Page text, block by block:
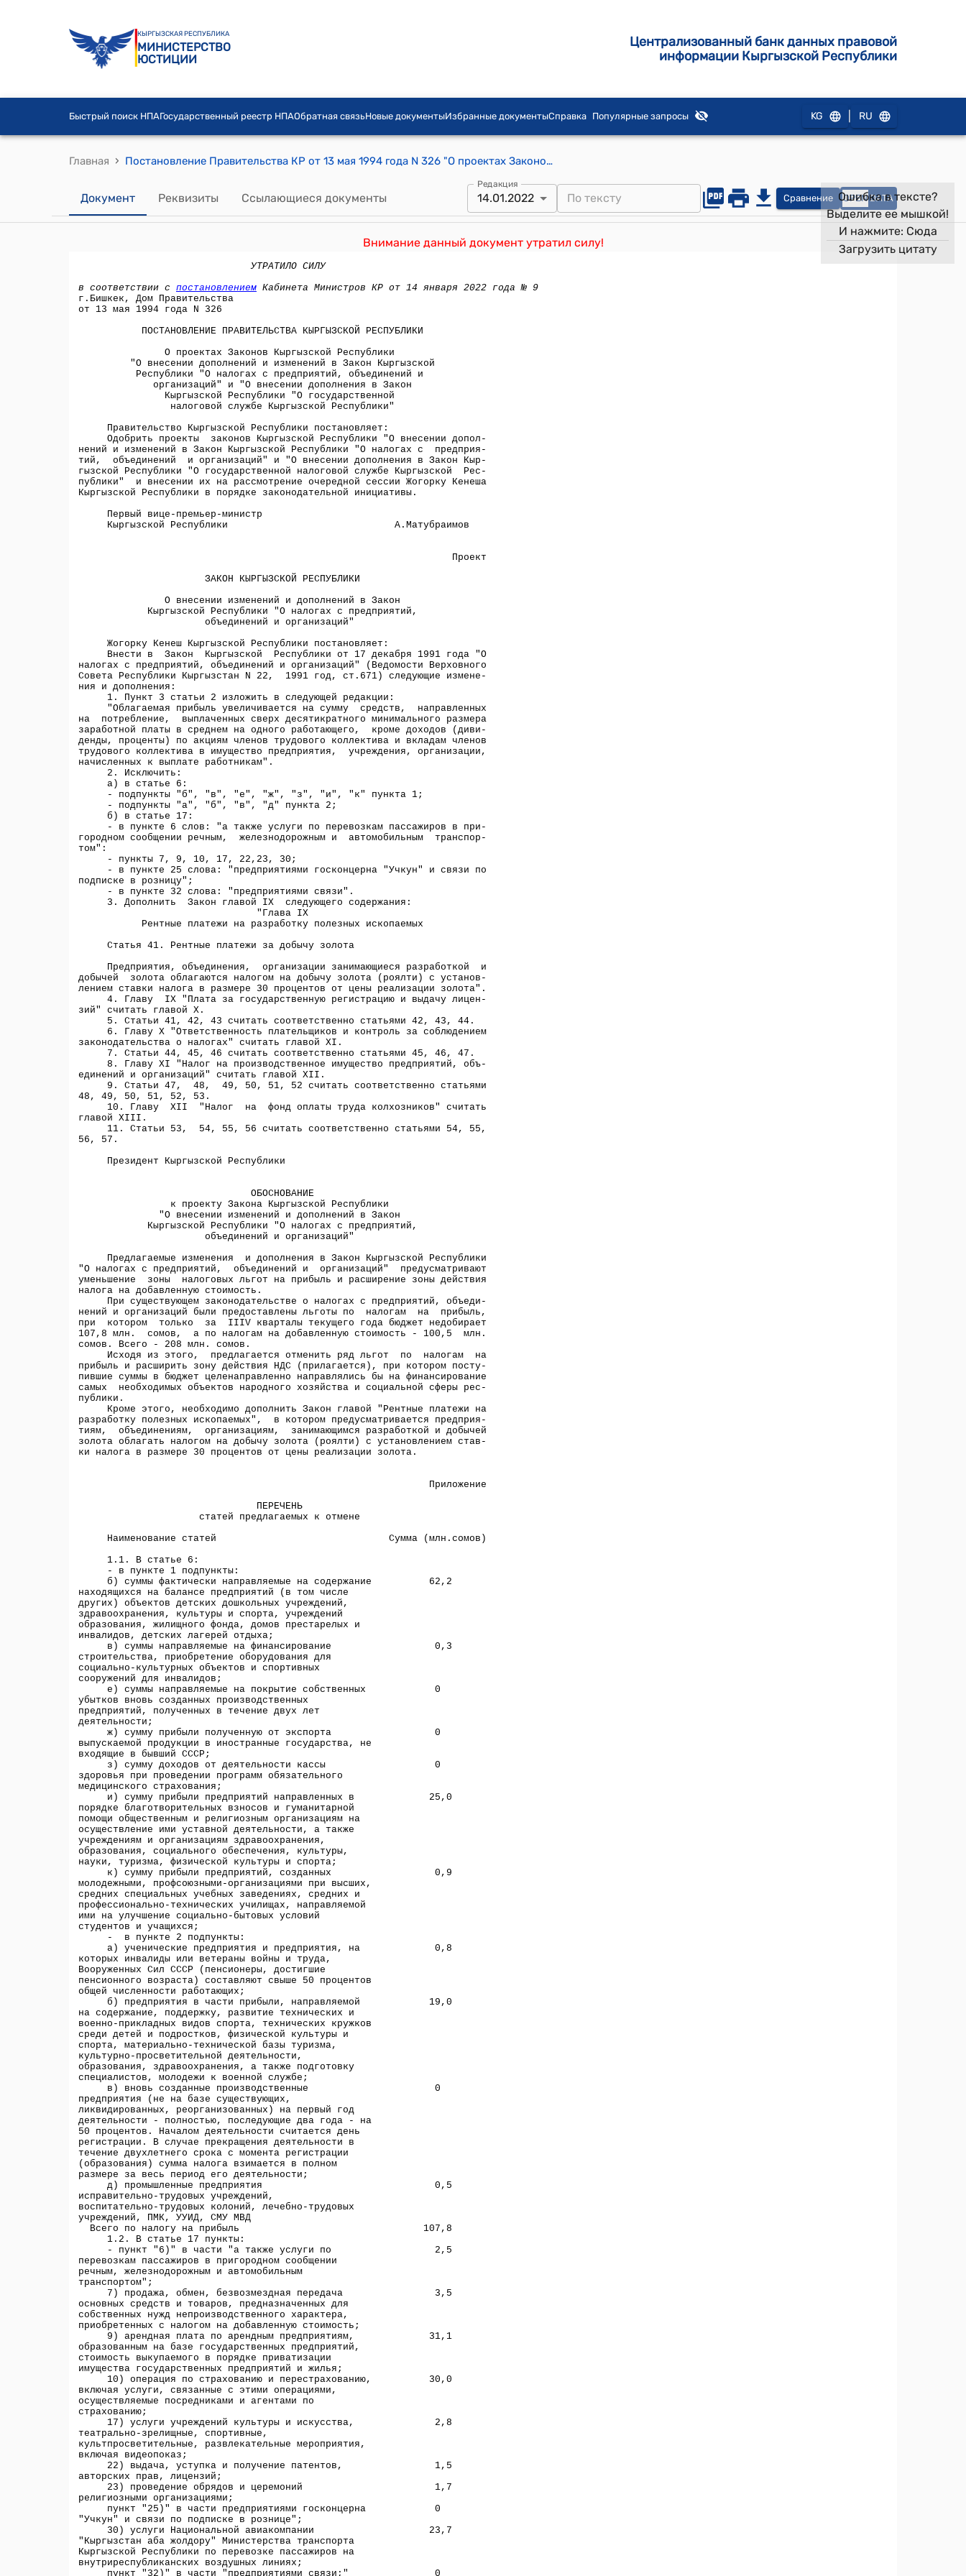
КЫРГЫЗСКАЯ РЕСПУБЛИКА
МИНИСТЕРСТВО
ЮСТИЦИИ
Централизованный банк данных правовой
информации Кыргызской Республики
Быстрый поиск НПАГосударственный реестр НПАОбратная связьНовые документыИзбранные документыСправка Популярные запросы KG RU
Главная › Постановление Правительства КР от 13 мая 1994 года N 326 "О проектах Законов Кыргызской Республики "О внесении дополнений и изменений в Закон Кыргызской Республики "О налогах с предприятий, объединений и организаций" и "О внесении дополнения в Закон Кыргызской Республики "О государственной налоговой службе Кыргызской Республики"
Документ Реквизиты Ссылающиеся документы
Редакция
14.01.2022 Сравнение OPEN DATA
Внимание данный документ утратил силу!
Ошибка в тексте?
Выделите ее мышкой!
И нажмите: Сюда
Загрузить цитату